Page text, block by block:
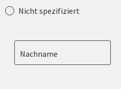
Nicht spezifiziert
Nachname